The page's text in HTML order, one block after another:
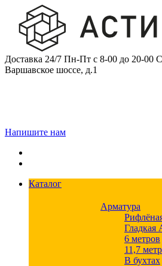
content
Доставка 24/7 Пн-Пт с 8-00 до 20-00
Варшавское шоссе, д.1
Напишите нам
Каталог
Арматура
Гладкая
6 метров
11,7
В бухтах